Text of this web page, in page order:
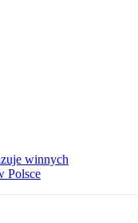
winnych
Polsce